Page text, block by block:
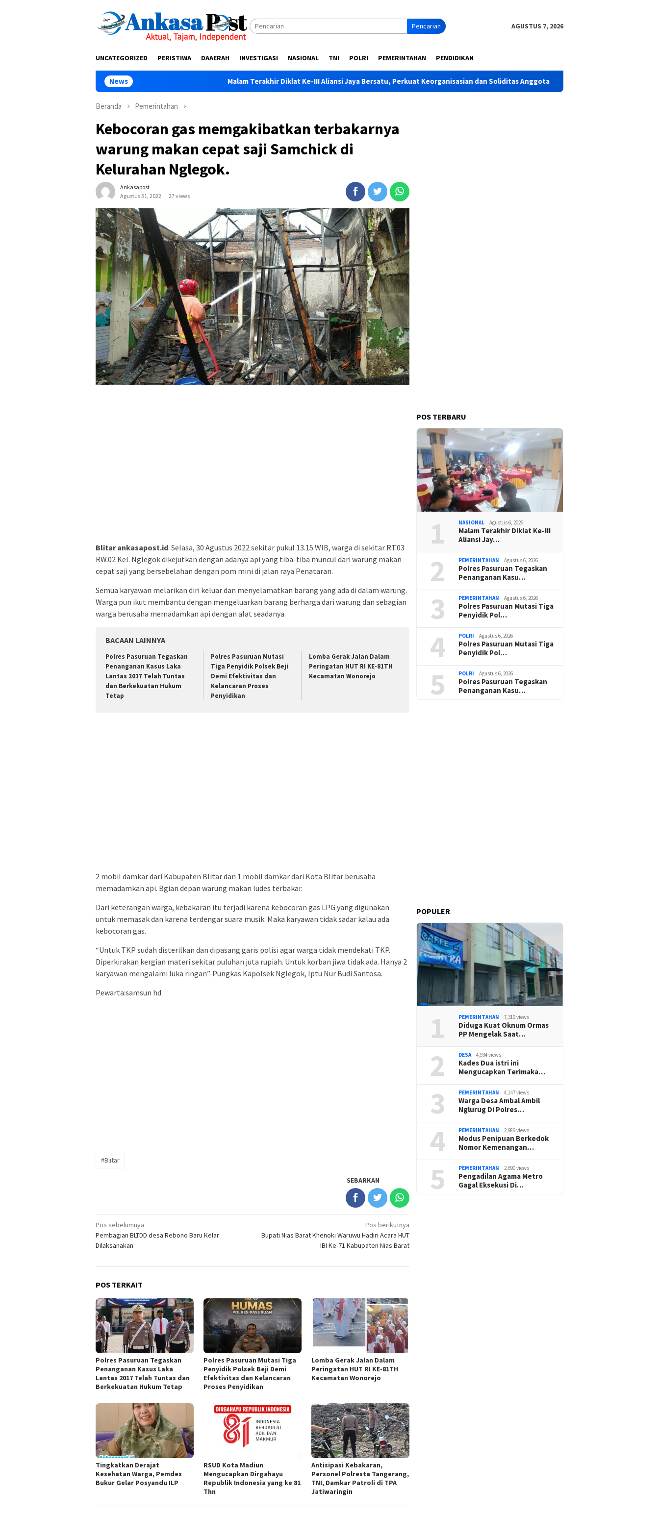
Pencarian AGUSTUS 7, 2026
UNCATEGORIZED PERISTIWA DAAERAH INVESTIGASI NASIONAL TNI POLRI PEMERINTAHAN PENDIDIKAN
News Malam Terakhir Diklat Ke-III Aliansi Jaya Bersatu, Perkuat Keorganisasian dan Soliditas Anggota Polres Pasuruan Tegaskan Penanganan
Beranda Pemerintahan
Kebocoran gas memgakibatkan terbakarnya
warung makan cepat saji Samchick di
Kelurahan Nglegok.
Ankasapost
Agustus 31, 2022
27 views
Blitar ankasapost.id. Selasa, 30 Agustus 2022 sekitar pukul 13.15 WIB, warga di sekitar RT.03
RW.02 Kel. Nglegok dikejutkan dengan adanya api yang tiba-tiba muncul dari warung makan
cepat saji yang bersebelahan dengan pom mini di jalan raya Penataran.
Semua karyawan melarikan diri keluar dan menyelamatkan barang yang ada di dalam warung.
Warga pun ikut membantu dengan mengeluarkan barang berharga dari warung dan sebagian
warga berusaha memadamkan api dengan alat seadanya.
BACAAN LAINNYA
Polres Pasuruan Tegaskan
Penanganan Kasus Laka
Lantas 2017 Telah Tuntas
dan Berkekuatan Hukum
Tetap
Polres Pasuruan Mutasi
Tiga Penyidik Polsek Beji
Demi Efektivitas dan
Kelancaran Proses
Penyidikan
Lomba Gerak Jalan Dalam
Peringatan HUT RI KE-81TH
Kecamatan Wonorejo
2 mobil damkar dari Kabupaten Blitar dan 1 mobil damkar dari Kota Blitar berusaha
memadamkan api. Bgian depan warung makan ludes terbakar.
Dari keterangan warga, kebakaran itu terjadi karena kebocoran gas LPG yang digunakan
untuk memasak dan karena terdengar suara musik. Maka karyawan tidak sadar kalau ada
kebocoran gas.
“Untuk TKP sudah disterilkan dan dipasang garis polisi agar warga tidak mendekati TKP.
Diperkirakan kergian materi sekitar puluhan juta rupiah. Untuk korban jiwa tidak ada. Hanya 2
karyawan mengalami luka ringan”. Pungkas Kapolsek Nglegok, Iptu Nur Budi Santosa.
Pewarta:samsun hd
#Blitar
SEBARKAN
Navigasi
pos
Pos sebelumnya
Pembagian BLTDD desa Rebono Baru Kelar
Dilaksanakan
Pos berikutnya
Bupati Nias Barat Khenoki Waruwu Hadiri Acara HUT
IBI Ke-71 Kabupaten Nias Barat
POS TERKAIT
Polres Pasuruan Tegaskan
Penanganan Kasus Laka
Lantas 2017 Telah Tuntas dan
Berkekuatan Hukum Tetap
Polres Pasuruan Mutasi Tiga
Penyidik Polsek Beji Demi
Efektivitas dan Kelancaran
Proses Penyidikan
Lomba Gerak Jalan Dalam
Peringatan HUT RI KE-81TH
Kecamatan Wonorejo
Tingkatkan Derajat
Kesehatan Warga, Pemdes
Bukur Gelar Posyandu ILP
RSUD Kota Madiun
Mengucapkan Dirgahayu
Republik Indonesia yang ke 81
Thn
Antisipasi Kebakaran,
Personel Polresta Tangerang,
TNI, Damkar Patroli di TPA
Jatiwaringin
POS TERBARU
1 NASIONAL Agustus 6, 2026
Malam Terakhir Diklat Ke-III
Aliansi Jay…
2 PEMERINTAHAN Agustus 6, 2026
Polres Pasuruan Tegaskan
Penanganan Kasu…
3 PEMERINTAHAN Agustus 6, 2026
Polres Pasuruan Mutasi Tiga
Penyidik Pol…
4 POLRI Agustus 6, 2026
Polres Pasuruan Mutasi Tiga
Penyidik Pol…
5 POLRI Agustus 6, 2026
Polres Pasuruan Tegaskan
Penanganan Kasu…
POPULER
1 PEMERINTAHAN 7,319 views
Diduga Kuat Oknum Ormas
PP Mengelak Saat…
2 DESA 4,934 views
Kades Dua istri ini
Mengucapkan Terimaka…
3 PEMERINTAHAN 4,147 views
Warga Desa Ambal Ambil
Nglurug Di Polres…
4 PEMERINTAHAN 2,989 views
Modus Penipuan Berkedok
Nomor Kemenangan…
5 PEMERINTAHAN 2,690 views
Pengadilan Agama Metro
Gagal Eksekusi Di…